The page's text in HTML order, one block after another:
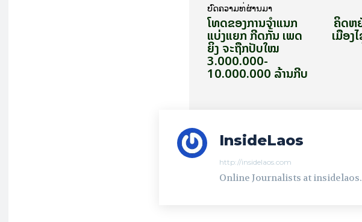
ບົດ​ຄວາມ​ທີ່​ຜ່ານ​ມາ
ໂທດ​ຂອງ​ການຈຳ­ແນກ
ແບ່ງ​ແຍກ ກີດ​ກັ້ນ ​ເພດ​
ຍິງ​ ຈະ​ຖືກປັບ​ໃໝ
3.000.000-
10.000.000 ລ້ານ​ກີບ
ຄິດຫ
ເມືອງ
InsideLaos
http://insidelaos.com
Online Journalists at